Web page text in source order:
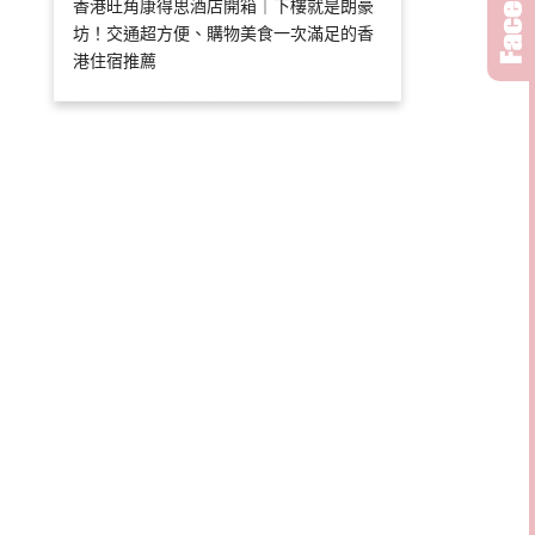
香港旺角康得思酒店開箱｜下樓就是朗豪
坊！交通超方便、購物美食一次滿足的香
港住宿推薦